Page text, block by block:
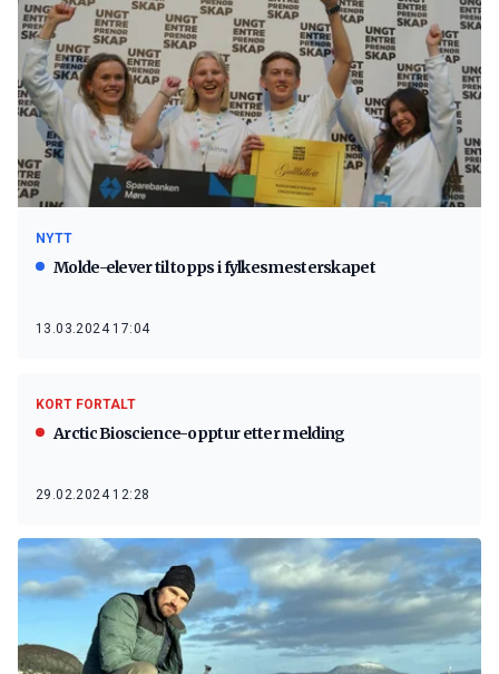
NYTT
Molde-elever til topps i fylkesmesterskapet
13.03.2024 17:04
KORT FORTALT
Arctic Bioscience-opptur etter melding
29.02.2024 12:28